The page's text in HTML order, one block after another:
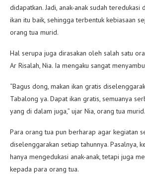
didapatkan. Jadi, anak-anak sudah teredukasi
ikan itu baik, sehingga terbentuk kebiasaan
orang tua murid.
Hal serupa juga dirasakan oleh salah satu
Ar Risalah, Nia. Ia mengaku sangat
“Bagus dong, makan ikan gratis
Tabalong ya. Dapat ikan gratis, semuanya
yang di dalam juga,” ujar Nia, orang tua murid.
Para orang tua pun berharap agar kegiatan
diselenggarakan setiap tahunnya. Pasalnya,
hanya mengedukasi anak-anak, tetapi juga
kepada para orang tua.